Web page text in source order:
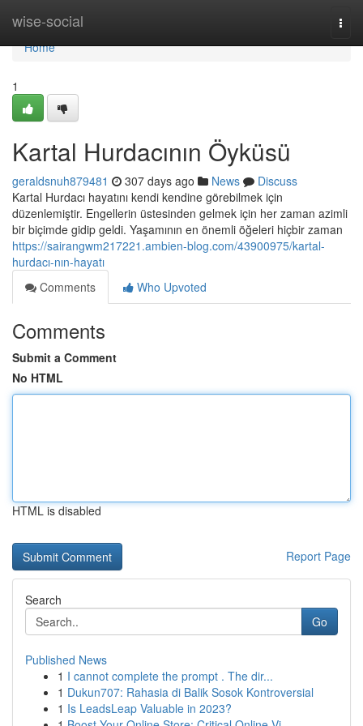
wise-social
Home
Home
1
Kartal Hurdacının Öyküsü
geraldsnuh879481 307 days ago News
Discuss
Kartal Hurdacı hayatını kendi kendine görebilmek için
düzenlemiştir. Engellerin üstesinden gelmek için her zaman azimli
bir biçimde gidip geldi. Yaşamının en önemli öğeleri hiçbir zaman
https://sairangwm217221.ambien-blog.com/43900975/kartal-
hurdacı-nın-hayatı
Comments
Who Upvoted
Comments
Submit a Comment
No HTML
HTML is disabled
Report Page
Search
Go
Published News
1 I cannot complete the prompt . The dir...
1 Dukun707: Rahasia di Balik Sosok Kontroversial
1 Is LeadsLeap Valuable in 2023?